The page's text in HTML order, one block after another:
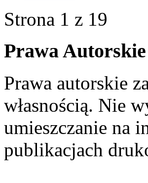
Strona 1 z 19
Prawa
Prawa autorskie
własnością. Nie
umieszczanie na
publikacjach